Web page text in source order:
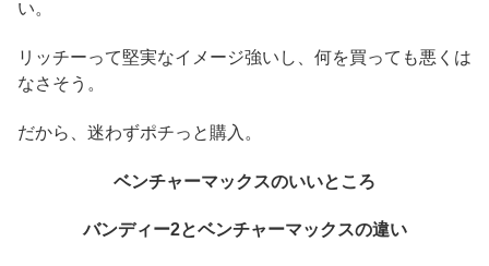
い。
リッチーって堅実なイメージ強いし、何を買っても悪くは
なさそう。
だから、迷わずポチっと購入。
ベンチャーマックスのいいところ
バンディー2とベンチャーマックスの違い